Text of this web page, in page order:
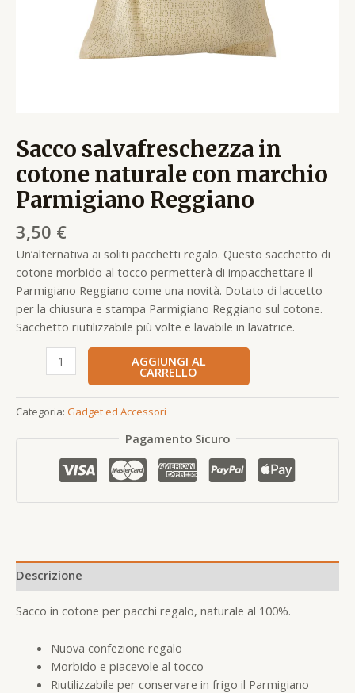
Sacco salvafreschezza in
cotone naturale con marchio
Parmigiano Reggiano
3,50 €
Un’alternativa ai soliti pacchetti regalo. Questo sacchetto di
cotone morbido al tocco permetterà di impacchettare il
Parmigiano Reggiano come una novità. Dotato di laccetto
per la chiusura e stampa Parmigiano Reggiano sul cotone.
Sacchetto riutilizzabile più volte e lavabile in lavatrice.
AGGIUNGI AL
CARRELLO
Categoria: Gadget ed Accessori
Pagamento Sicuro
Descrizione
Sacco in cotone per pacchi regalo, naturale al 100%.
Nuova confezione regalo
Morbido e piacevole al tocco
Riutilizzabile per conservare in frigo il Parmigiano